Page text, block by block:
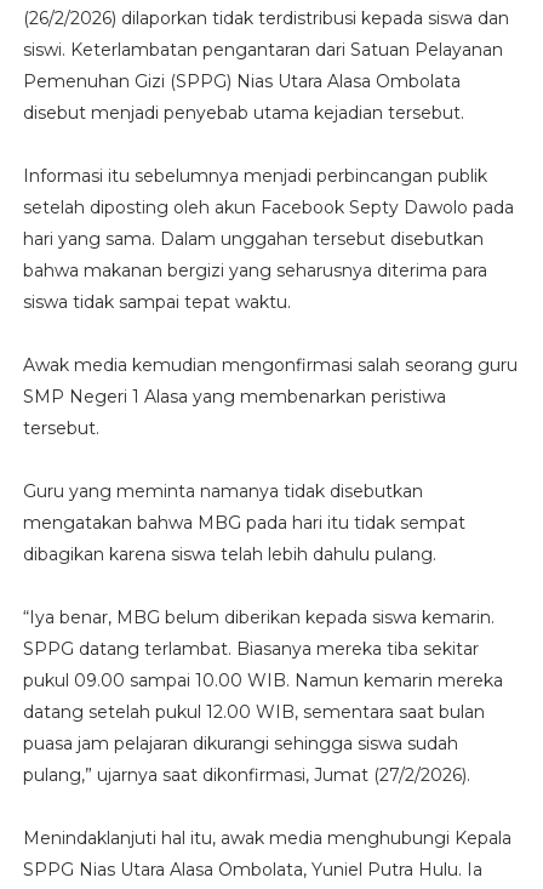
(26/2/2026) dilaporkan tidak terdistribusi kepada siswa dan
siswi. Keterlambatan pengantaran dari Satuan Pelayanan
Pemenuhan Gizi (SPPG) Nias Utara Alasa Ombolata
disebut menjadi penyebab utama kejadian tersebut.
Informasi itu sebelumnya menjadi perbincangan publik
setelah diposting oleh akun Facebook Septy Dawolo pada
hari yang sama. Dalam unggahan tersebut disebutkan
bahwa makanan bergizi yang seharusnya diterima para
siswa tidak sampai tepat waktu.
Awak media kemudian mengonfirmasi salah seorang guru
SMP Negeri 1 Alasa yang membenarkan peristiwa
tersebut.
Guru yang meminta namanya tidak disebutkan
mengatakan bahwa MBG pada hari itu tidak sempat
dibagikan karena siswa telah lebih dahulu pulang.
“Iya benar, MBG belum diberikan kepada siswa kemarin.
SPPG datang terlambat. Biasanya mereka tiba sekitar
pukul 09.00 sampai 10.00 WIB. Namun kemarin mereka
datang setelah pukul 12.00 WIB, sementara saat bulan
puasa jam pelajaran dikurangi sehingga siswa sudah
pulang,” ujarnya saat dikonfirmasi, Jumat (27/2/2026).
Menindaklanjuti hal itu, awak media menghubungi Kepala
SPPG Nias Utara Alasa Ombolata, Yuniel Putra Hulu. Ia